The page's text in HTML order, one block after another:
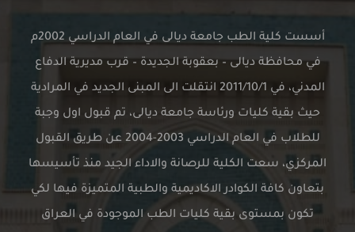
أسست كلية الطب جامعة ديالى في العام الدراسي 2002م
ديالى – بعقوبة الجديدة – قرب مديرية الدفاع
المدني، في 2011/10/1 انتقلت الى المبنى الجديد في المرادية
كليات ورئاسة جامعة ديالى، تم قبول اول وجبة
للطلاب في العام الدراسي 2003-2004 عن طريق القبول
سعت الكلية للرصانة والاداء الجيد منذ تأسيسها
الكوادر الاكاديمية والطبية المتميزة فيها لكي
بقية كليات الطب الموجودة في العراق